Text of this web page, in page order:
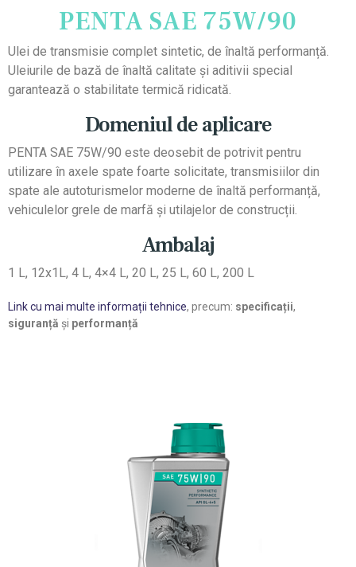
PENTA SAE 75W/90
Ulei de transmisie complet sintetic, de înaltă performanță.
Uleiurile de bază de înaltă calitate și aditivii special
garantează o stabilitate termică ridicată.
Domeniul de aplicare
PENTA SAE 75W/90 este deosebit de potrivit pentru
utilizare în axele spate foarte solicitate, transmisiilor din
spate ale autoturismelor moderne de înaltă performanță,
vehiculelor grele de marfă și utilajelor de construcții.
Ambalaj
1 L, 12x1L, 4 L, 4×4 L, 20 L, 25 L, 60 L, 200 L
Link cu mai multe informații tehnice, precum: specificații,
siguranță și performanță